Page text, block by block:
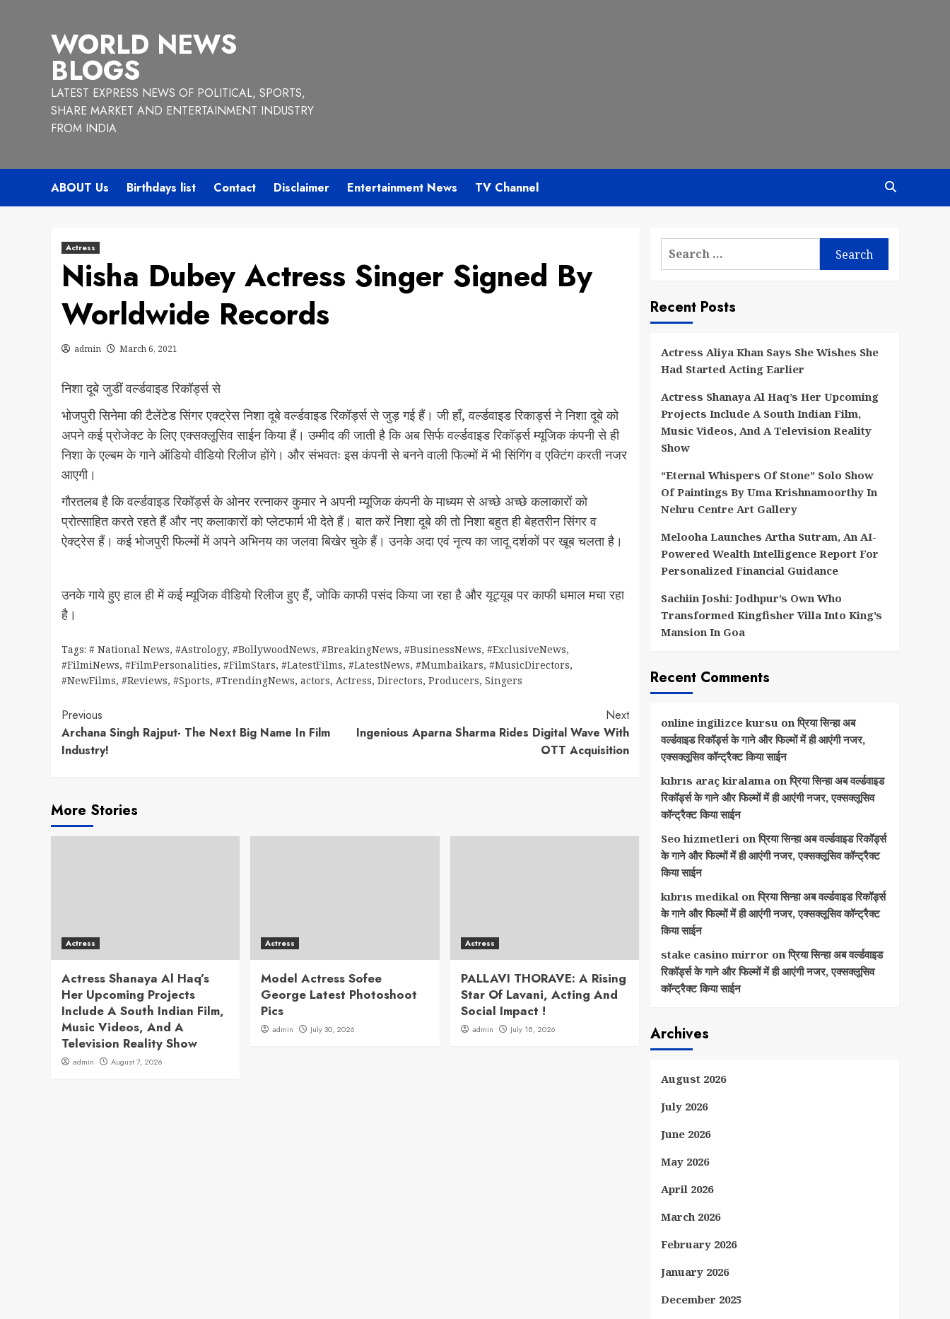
WORLD NEWS
BLOGS
LATEST EXPRESS NEWS OF POLITICAL, SPORTS,
SHARE MARKET AND ENTERTAINMENT INDUSTRY
FROM INDIA
ABOUT Us Birthdays list Contact Disclaimer Entertainment News TV Channel
Actress
Nisha Dubey Actress Singer Signed By
Worldwide Records
admin March 6, 2021
निशा दूबे जुडीं वर्ल्डवाइड रिकॉर्ड्स से
भोजपुरी सिनेमा की टैलेंटेड सिंगर एक्ट्रेस निशा दूबे वर्ल्डवाइड रिकॉर्ड्स से जुड़ गई हैं। जी हाँ, वर्ल्डवाइड रिकार्ड्स ने निशा दूबे को
अपने कई प्रोजेक्ट के लिए एक्सक्लूसिव साईन किया हैं। उम्मीद की जाती है कि अब सिर्फ वर्ल्डवाइड रिकॉर्ड्स म्यूजिक कंपनी से ही
निशा के एल्बम के गाने ऑडियो वीडियो रिलीज होंगे। और संभवतः इस कंपनी से बनने वाली फिल्मों में भी सिंगिंग व एक्टिंग करती नजर
आएगी।
गौरतलब है कि वर्ल्डवाइड रिकॉर्ड्स के ओनर रत्नाकर कुमार ने अपनी म्यूजिक कंपनी के माध्यम से अच्छे अच्छे कलाकारों को
प्रोत्साहित करते रहते हैं और नए कलाकारों को प्लेटफार्म भी देते हैं। बात करें निशा दूबे की तो निशा बहुत ही बेहतरीन सिंगर व
ऐक्ट्रेस हैं। कई भोजपुरी फिल्मों में अपने अभिनय का जलवा बिखेर चुके हैं। उनके अदा एवं नृत्य का जादू दर्शकों पर खूब चलता है।
उनके गाये हुए हाल ही में कई म्यूजिक वीडियो रिलीज हुए हैं, जोकि काफी पसंद किया जा रहा है और यूट्यूब पर काफी धमाल मचा रहा
है।
Tags: # National News, #Astrology, #BollywoodNews, #BreakingNews, #BusinessNews, #ExclusiveNews,
#FilmiNews, #FilmPersonalities, #FilmStars, #LatestFilms, #LatestNews, #Mumbaikars, #MusicDirectors,
#NewFilms, #Reviews, #Sports, #TrendingNews, actors, Actress, Directors, Producers, Singers
Continue
Reading
Previous
Archana Singh Rajput- The Next Big Name In Film
Industry!
Next
Ingenious Aparna Sharma Rides Digital Wave With
OTT Acquisition
More Stories
Actress
Actress Shanaya Al Haq’s
Her Upcoming Projects
Include A South Indian Film,
Music Videos, And A
Television Reality Show
admin August 7, 2026
Actress
Model Actress Sofee
George Latest Photoshoot
Pics
admin July 30, 2026
Actress
PALLAVI THORAVE: A Rising
Star Of Lavani, Acting And
Social Impact !
admin July 18, 2026
Search
Recent Posts
Actress Aliya Khan Says She Wishes She
Had Started Acting Earlier
Actress Shanaya Al Haq’s Her Upcoming
Projects Include A South Indian Film,
Music Videos, And A Television Reality
Show
“Eternal Whispers Of Stone” Solo Show
Of Paintings By Uma Krishnamoorthy In
Nehru Centre Art Gallery
Melooha Launches Artha Sutram, An AI-
Powered Wealth Intelligence Report For
Personalized Financial Guidance
Sachiin Joshi: Jodhpur’s Own Who
Transformed Kingfisher Villa Into King’s
Mansion In Goa
Recent Comments
online ingilizce kursu onप्रिया सिन्हा अब
वर्ल्डवाइड रिकॉर्ड्स के गाने और फिल्मों में ही आएंगी नजर,
एक्सक्लूसिव कॉन्ट्रैक्ट किया साईन
kıbrıs araç kiralamaonप्रिया सिन्हा अब वर्ल्डवाइड
रिकॉर्ड्स के गाने और फिल्मों में ही आएंगी नजर, एक्सक्लूसिव
कॉन्ट्रैक्ट किया साईन
Seo hizmetlerionप्रिया सिन्हा अब वर्ल्डवाइड रिकॉर्ड्स
के गाने और फिल्मों में ही आएंगी नजर, एक्सक्लूसिव कॉन्ट्रैक्ट
किया साईन
kıbrıs medikalonप्रिया सिन्हा अब वर्ल्डवाइड रिकॉर्ड्स
के गाने और फिल्मों में ही आएंगी नजर, एक्सक्लूसिव कॉन्ट्रैक्ट
किया साईन
stake casino mirror onप्रिया सिन्हा अब वर्ल्डवाइड
रिकॉर्ड्स के गाने और फिल्मों में ही आएंगी नजर, एक्सक्लूसिव
कॉन्ट्रैक्ट किया साईन
Archives
August 2026
July 2026
June 2026
May 2026
April 2026
March 2026
February 2026
January 2026
December 2025